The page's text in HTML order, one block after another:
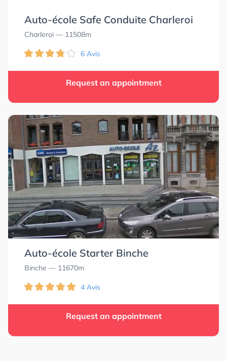
Auto-école Safe Conduite Charleroi
Charleroi — 11508m
6 Avis
Request an appointment
Auto-école Starter Binche
Binche — 11670m
4 Avis
Request an appointment